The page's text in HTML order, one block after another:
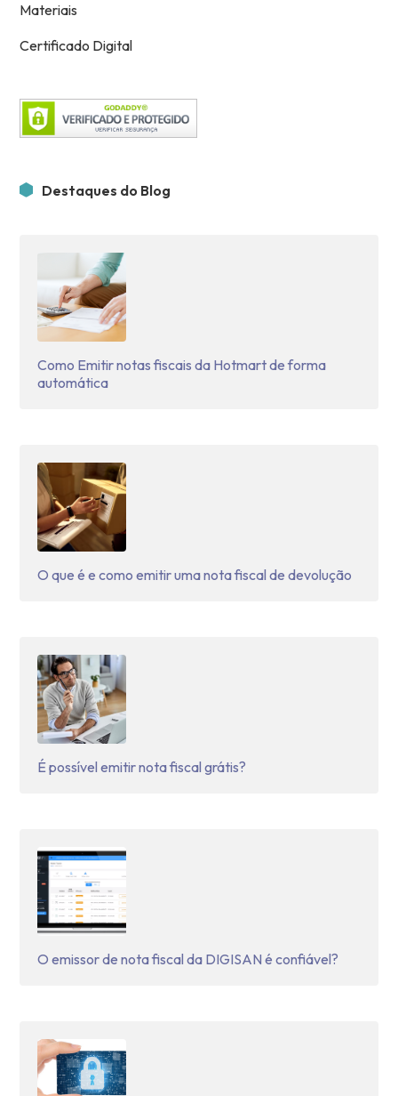
Materiais
Certificado Digital
Destaques do Blog
Como Emitir notas fiscais da Hotmart de forma
automática
O que é e como emitir uma nota fiscal de devolução
É possível emitir nota fiscal grátis?
O emissor de nota fiscal da DIGISAN é confiável?